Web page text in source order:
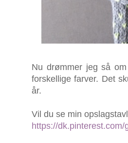
Nu drømmer jeg så
forskellige farver. Det
år.
Vil du se min
https://